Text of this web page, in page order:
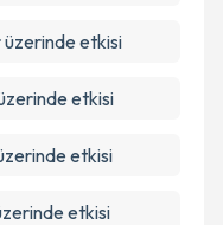
üzerinde etkisi
etkisi
etkisi
etkisi